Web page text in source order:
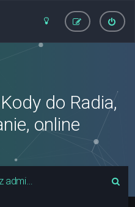
do Radia,
online
Kontakt z administratorem witryny